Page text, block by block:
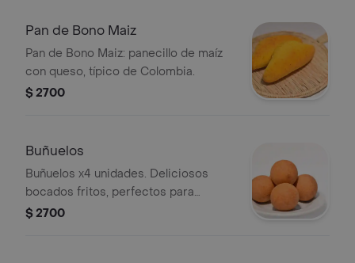
Pan de Bono Maiz
Pan de Bono Maiz: panecillo de maíz
con queso, típico de Colombia.
$ 2700
Buñuelos
Buñuelos x4 unidades. Deliciosos
bocados fritos, perfectos para
compartir.
$ 2700